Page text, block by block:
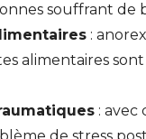
souffrant de
:
alimentaires
: avec